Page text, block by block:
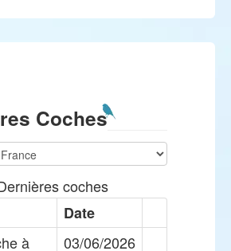
Coches
coches
Date
à
03/06/2026